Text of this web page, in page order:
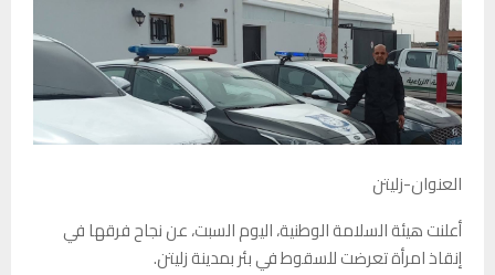
العنوان-زليتن
أعلنت هيئة السلامة الوطنية، اليوم السبت، عن نجاح فرقها في
إنقاذ امرأة تعرضت للسقوط في بئر بمدينة زليتن.